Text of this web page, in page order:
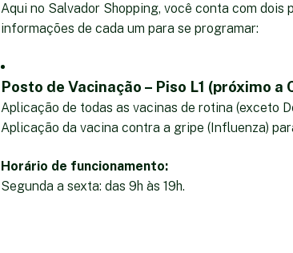
Aqui no Salvador Shopping, você conta com dois
informações de cada um para se programar:
Posto de Vacinação – Piso L1 (próximo a
Aplicação de todas as vacinas de rotina (exceto
Aplicação da vacina contra a gripe (Influenza)
Horário de funcionamento:
Segunda a sexta: das 9h às 19h.